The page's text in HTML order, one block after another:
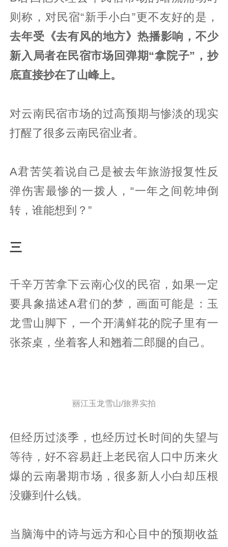
则称，对民宿“新手小白”更不友好的是，
去年受《去有风的地方》热播影响，不少
新入局者在民宿市场回弹期“拿院子”，抄
底直接抄在了山峰上。
对云南民宿市场的过高预期与惨淡的现实
打醒了很多云南民宿业者。
A君苦笑着说自己是被去年旅游报复性反
弹伤害最惨的一拨人，“一年之间乾坤倒
转，谁能想到？”
三
千辛万苦拿下云南心仪的民宿，如果一定
要具象描述A君们的梦，画面可能是：玉
龙雪山脚下，一个开满鲜花的院子里有一
张茶桌，坐着客人和翘着二郎腿的自己。
丽江玉龙雪山/旅界实拍
但经历过淡季，也经历过长时间的失望与
等待，好不容易赶上老民宿人口中历来火
爆的云南暑期市场，很多新人小白却压根
没赚到什么钱。
当脑海中的诗与远方和心目中的预期收益